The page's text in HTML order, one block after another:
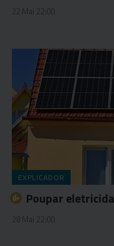
22 Mai 22:00
EXPLICADOR
Poupar
28 Mai 22:00